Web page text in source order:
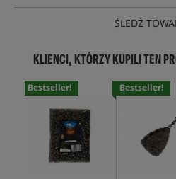
ŚLEDŹ
KLIENCI, KTÓRZY KUPILI TEN
Bestseller! Bestseller!